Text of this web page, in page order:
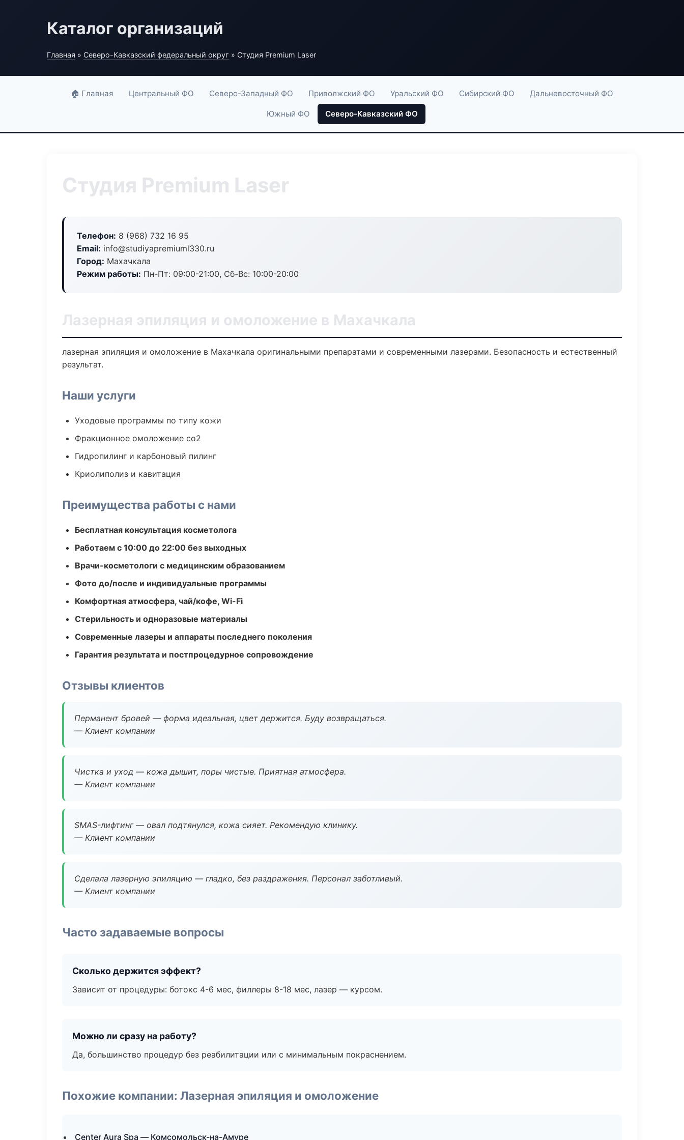
Каталог организаций
Главная » Северо-Кавказский федеральный округ » Студия Premium Laser
🏠 Главная Центральный ФО Северо-Западный ФО Приволжский ФО Уральский ФО Сибирский ФО Дальневосточный ФО
Южный ФО Северо-Кавказский ФО
Студия Premium Laser
Телефон: 8 (968) 732 16 95
Email: info@studiyapremiuml330.ru
Город: Махачкала
Режим работы: Пн-Пт: 09:00-21:00, Сб-Вс: 10:00-20:00
Лазерная эпиляция и омоложение в Махачкала
лазерная эпиляция и омоложение в Махачкала оригинальными препаратами и современными лазерами. Безопасность и естественный
результат.
Наши услуги
Уходовые программы по типу кожи
Фракционное омоложение co2
Гидропилинг и карбоновый пилинг
Криолиполиз и кавитация
Преимущества работы с нами
Бесплатная консультация косметолога
Работаем с 10:00 до 22:00 без выходных
Врачи-косметологи с медицинским образованием
Фото до/после и индивидуальные программы
Комфортная атмосфера, чай/кофе, Wi-Fi
Стерильность и одноразовые материалы
Современные лазеры и аппараты последнего поколения
Гарантия результата и постпроцедурное сопровождение
Отзывы клиентов
Перманент бровей — форма идеальная, цвет держится. Буду возвращаться.
— Клиент компании
Чистка и уход — кожа дышит, поры чистые. Приятная атмосфера.
— Клиент компании
SMAS-лифтинг — овал подтянулся, кожа сияет. Рекомендую клинику.
— Клиент компании
Сделала лазерную эпиляцию — гладко, без раздражения. Персонал заботливый.
— Клиент компании
Часто задаваемые вопросы
Сколько держится эффект?
Зависит от процедуры: ботокс 4-6 мес, филлеры 8-18 мес, лазер — курсом.
Можно ли сразу на работу?
Да, большинство процедур без реабилитации или с минимальным покраснением.
Похожие компании: Лазерная эпиляция и омоложение
Center Aura Spa — Комсомольск-на-Амуре